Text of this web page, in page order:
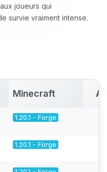
joueurs qui
survie vraiment intense.
Minecraft
1.20.1 - Forge
1.20.1 - Forge